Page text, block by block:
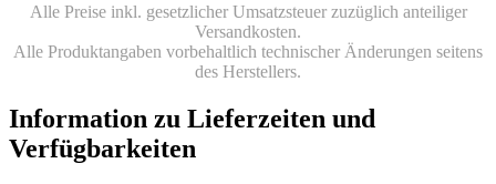
Alle Preise inkl. gesetzlicher Umsatzsteuer zuzüglich anteiliger
Versandkosten.
Alle Produktangaben vorbehaltlich technischer Änderungen seitens
des Herstellers.
Information zu Lieferzeiten und
Verfügbarkeiten